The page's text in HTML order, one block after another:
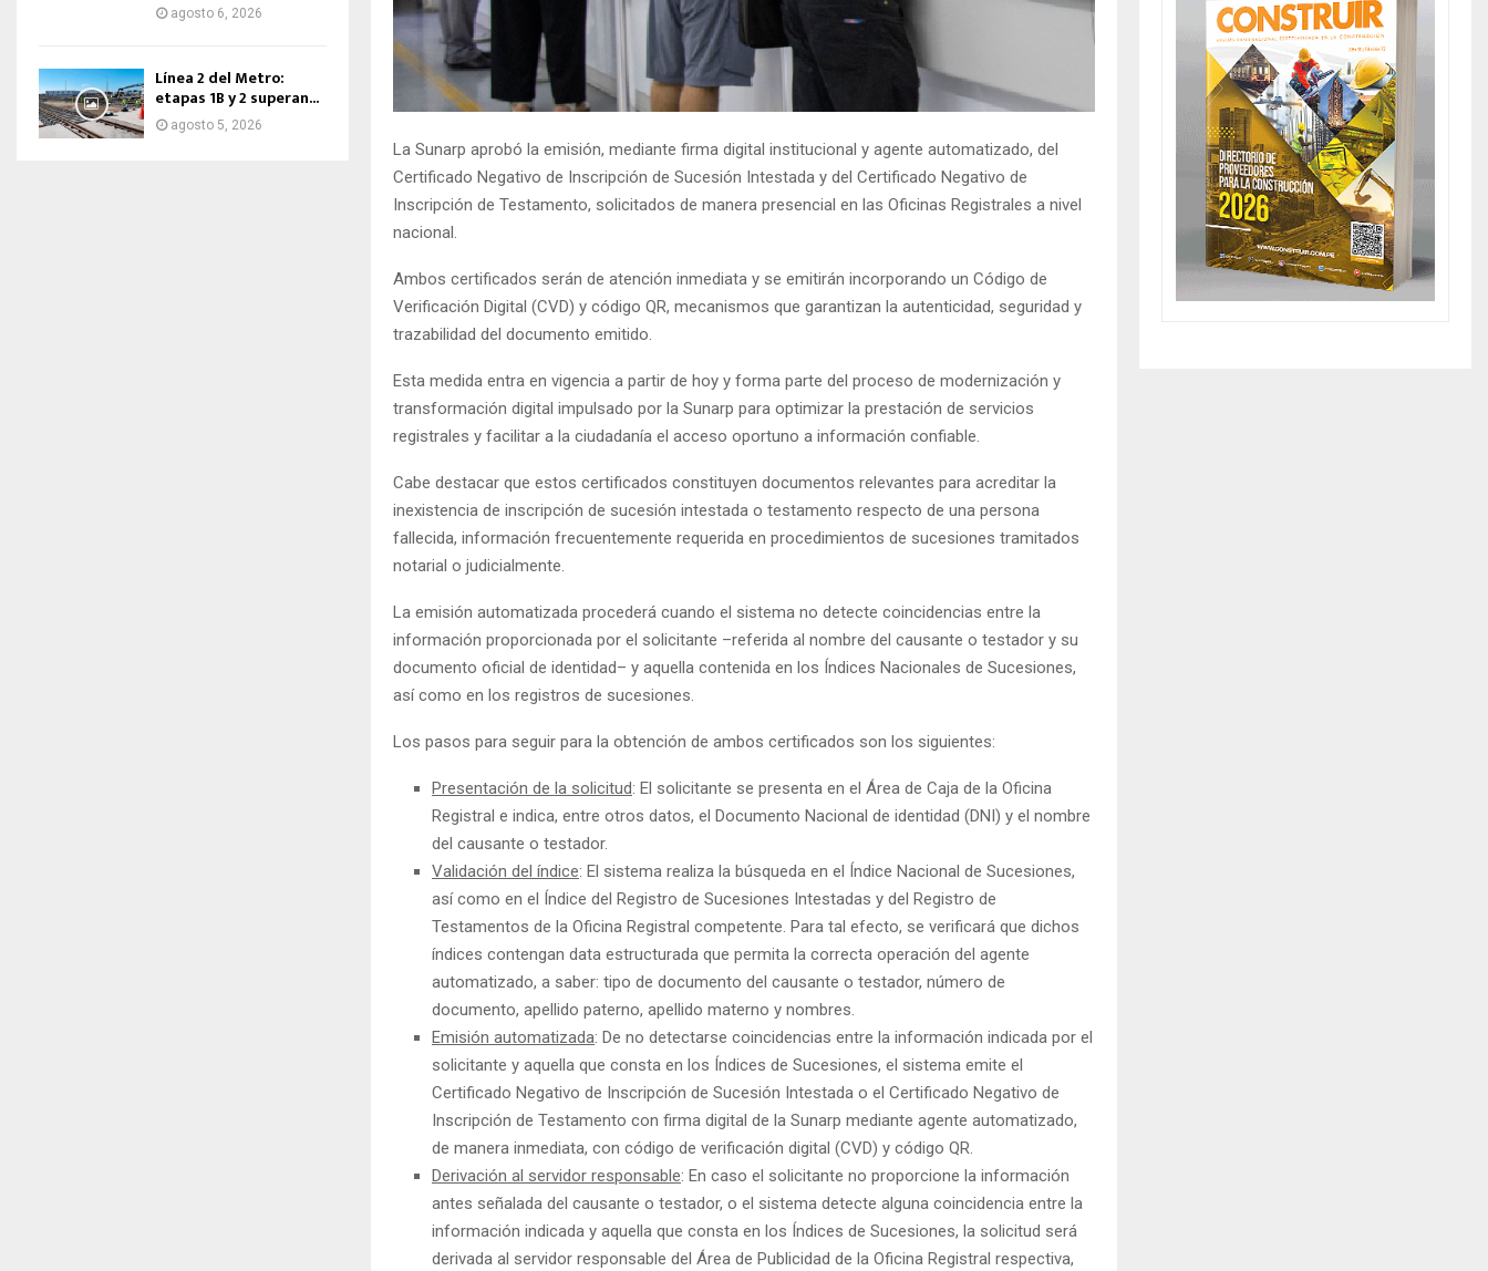
La Sunarp aprobó la emisión, mediante firma digital institucional y agente automatizado, del
Certificado Negativo de Inscripción de Sucesión Intestada y del Certificado Negativo de
Inscripción de Testamento, solicitados de manera presencial en las Oficinas Registrales a nivel
nacional.
Ambos certificados serán de atención inmediata y se emitirán incorporando un Código de
Verificación Digital (CVD) y código QR, mecanismos que garantizan la autenticidad, seguridad y
trazabilidad del documento emitido.
Esta medida entra en vigencia a partir de hoy y forma parte del proceso de modernización y
transformación digital impulsado por la Sunarp para optimizar la prestación de servicios
registrales y facilitar a la ciudadanía el acceso oportuno a información confiable.
Cabe destacar que estos certificados constituyen documentos relevantes para acreditar la
inexistencia de inscripción de sucesión intestada o testamento respecto de una persona
fallecida, información frecuentemente requerida en procedimientos de sucesiones tramitados
notarial o judicialmente.
La emisión automatizada procederá cuando el sistema no detecte coincidencias entre la
información proporcionada por el solicitante –referida al nombre del causante o testador y su
documento oficial de identidad– y aquella contenida en los Índices Nacionales de Sucesiones,
así como en los registros de sucesiones.
Los pasos para seguir para la obtención de ambos certificados son los siguientes:
Presentación de la solicitud: El solicitante se presenta en el Área de Caja de la Oficina
Registral e indica, entre otros datos, el Documento Nacional de identidad (DNI) y el nombre
del causante o testador.
Validación del índice: El sistema realiza la búsqueda en el Índice Nacional de Sucesiones,
así como en el Índice del Registro de Sucesiones Intestadas y del Registro de
Testamentos de la Oficina Registral competente. Para tal efecto, se verificará que dichos
índices contengan data estructurada que permita la correcta operación del agente
automatizado, a saber: tipo de documento del causante o testador, número de
documento, apellido paterno, apellido materno y nombres.
Emisión automatizada: De no detectarse coincidencias entre la información indicada por el
solicitante y aquella que consta en los Índices de Sucesiones, el sistema emite el
Certificado Negativo de Inscripción de Sucesión Intestada o el Certificado Negativo de
Inscripción de Testamento con firma digital de la Sunarp mediante agente automatizado,
de manera inmediata, con código de verificación digital (CVD) y código QR.
Derivación al servidor responsable: En caso el solicitante no proporcione la información
antes señalada del causante o testador, o el sistema detecte alguna coincidencia entre la
información indicada y aquella que consta en los Índices de Sucesiones, la solicitud será
derivada al servidor responsable del Área de Publicidad de la Oficina Registral respectiva,
agosto 6, 2026
Línea 2 del Metro:
etapas 1B y 2 superan...
agosto 5, 2026